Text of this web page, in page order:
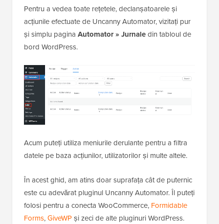
Pentru a vedea toate rețetele, declanșatoarele și
acțiunile efectuate de Uncanny Automator, vizitați pur
și simplu pagina Automator » Jurnaledin tabloul de
bord WordPress.
Acum puteți utiliza meniurile derulante pentru a filtra
datele pe baza acțiunilor, utilizatorilor și multe altele.
În acest ghid, am atins doar suprafața cât de puternic
este cu adevărat pluginul Uncanny Automator. Îl puteți
folosi pentru a conecta WooCommerce, Formidable
Forms,GiveWPși zeci de alte pluginuri WordPress.